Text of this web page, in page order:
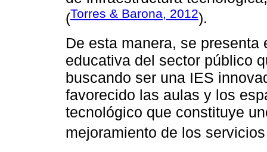
(Torres & Barona, 2012).
De esta manera, se
educativa del sector público
buscando ser una IES
favorecido las aulas y los
tecnológico que constituye
mejoramiento de los